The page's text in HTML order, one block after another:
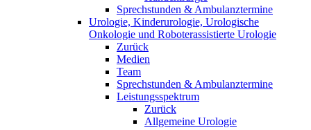
Sprechstunden & Ambulanztermine
Urologie, Kinderurologie, Urologische
Onkologie und Roboterassistierte Urologie
Zurück
Medien
Team
Sprechstunden & Ambulanztermine
Leistungsspektrum
Zurück
Allgemeine Urologie